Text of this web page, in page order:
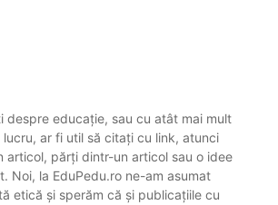
despre educație, sau cu atât mai mult
ar fi util să citați cu link, atunci
articol, părți dintr-un articol sau o idee
Noi, la EduPedu.ro ne-am asumat
etică și sperăm că și publicațiile cu